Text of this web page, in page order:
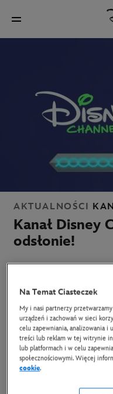
AKTUALNOŚCI
Kanał Disney
odsłonie!
Już 1 września na
nowa, odmieniona
odświeżone logo.
szeroką ofertę seriali
Na Temat Ciasteczek
My i nasi partnerzy
urządzeń i zachowań w sieci
celu zapewniania, analizowania i
treści lub reklam w tej witrynie
lub platformach i w celu
społecznościowymi. Więcej
cookie.